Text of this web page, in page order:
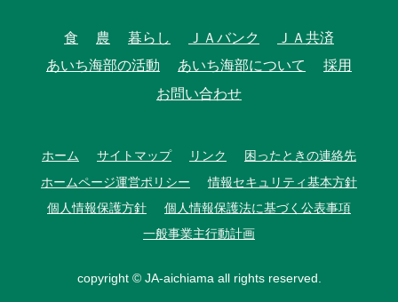
食 農 暮らし ＪＡバンク
ＪＡ共済
あいち海部の活動
あいち海部について
採用
お問い合わせ
ホーム サイトマップ リンク
困ったときの連絡先
ホームページ運営ポリシー
情報セキュリティ基本方針
個人情報保護方針
個人情報保護法に基づく公表事項
一般事業主行動計画
copyright © JA-aichiama all rights reserved.